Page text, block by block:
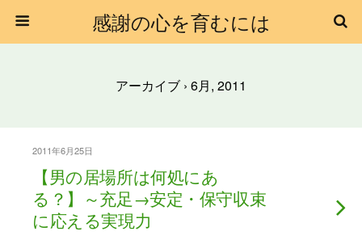
感謝の心を育むには
アーカイブ › 6月, 2011
2011年6月25日
【男の居場所は何処にあ
る？】～充足→安定・保守収束
に応える実現力